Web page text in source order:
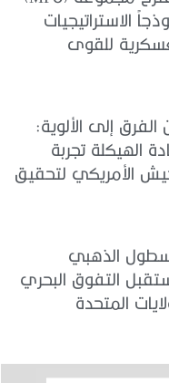
الاستراتيجيات
للقوى
الفرق إلى الألوية:
الهيكلة تجربة
الأمريكي لتحقيق
الذهبي
التفوق البحري
المتحدة